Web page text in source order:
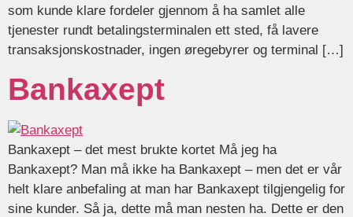
som kunde klare fordeler gjennom å ha samlet alle
tjenester rundt betalingsterminalen ett sted, få lavere
transaksjonskostnader, ingen øregebyrer og terminal […]
Bankaxept
Bankaxept – det mest brukte kortet Må jeg ha
Bankaxept? Man må ikke ha Bankaxept – men det er vår
helt klare anbefaling at man har Bankaxept tilgjengelig for
sine kunder. Så ja, dette må man nesten ha. Dette er den